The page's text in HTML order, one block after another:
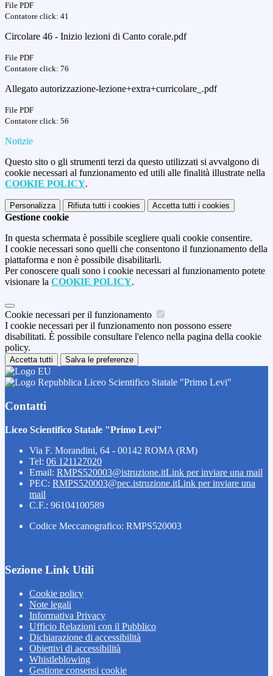
File PDF
Contatore click: 41
Circolare 46 - Inizio lezioni di Canto corale.pdf
File PDF
Contatore click: 76
Allegato autorizzazione-lezione+extra+curricolare_.pdf
File PDF
Contatore click: 56
Notizie
Questo sito o gli strumenti terzi da questo utilizzati si avvalgono di
cookie necessari al funzionamento ed utili alle finalità illustrate nella
COOKIE POLICY.
Personalizza Rifiuta tutti i cookies Accetta tutti i cookies
Gestione cookie
In questa schermata è possibile scegliere quali cookie consentire.
I cookie necessari sono quelli che consentono il funzionamento della
piattaforma e non è possibile disabilitarli.
Per conoscere quali sono i cookie necessari al funzionamento potete
visionare la COOKIE POLICY.
Cookie necessari per il funzionamento
I cookie necessari per il funzionamento non possono essere
disabilitati. È possibile consultare l'elenco nella pagina della cookie
policy.
Accetta tutti Salva le preferenze
Liceo Scientifico Statale "Primo Levi"
Contatti
Liceo Scientifico Statale "Primo Levi"
Via F. Morandini, 64 - 00142 ROMA (RM)
Tel: 06 121127020
Email: RMPS520003@istruzione.itLink per inviare una mail
PEC: RMPS520003@pec.istruzione.itLink per inviare una
mail
C.F.: 96104100589
Codice Meccanografico: RMPS520003
Sezione Link Utili
Cookie policy
Note legali
Informativa Privacy
Ufficio Relazioni con il Pubblico
Dichiarazione di accessibilità
Obiettivi di accessibilità
Whistleblowing
Gestione consensi cookie